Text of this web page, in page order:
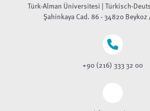
Türk-Alman Üniversitesi | Türkisch-
Şahinkaya Cad. 86 - 34820 Beykoz
+90 (216) 333 32 00